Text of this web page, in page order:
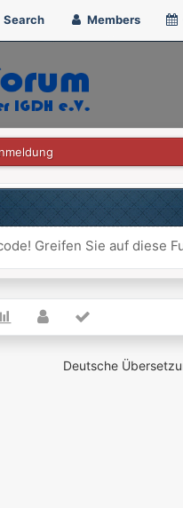
Search Members
Greifen Sie auf diese
Deutsche